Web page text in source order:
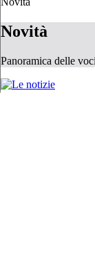
Novità
Panoramica delle